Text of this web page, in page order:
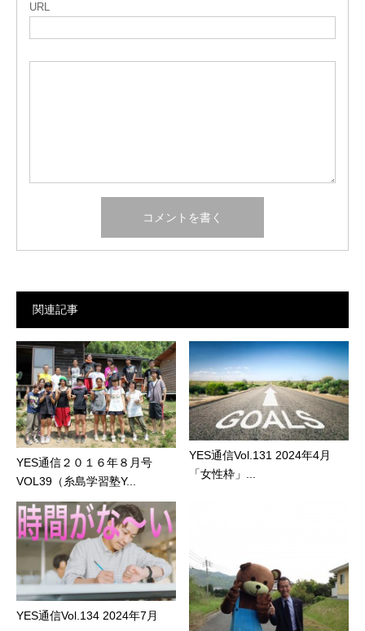
URL
関連記事
YES通信２０１６年８月号
VOL39（糸島学習塾Y...
YES通信Vol.131 2024年4月
「女性枠」...
YES通信Vol.134 2024年7月